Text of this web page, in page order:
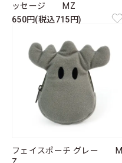
ッセージ MZ
650円(税込715円)
フェイスポーチ グレー M